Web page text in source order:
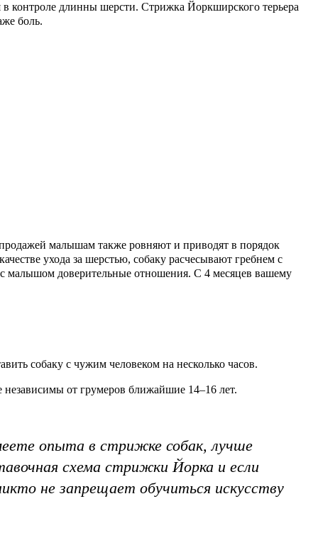
контроле длинны шерсти. Стрижка Йоркширского терьера
боль.
малышам также ровняют и приводят в порядок
ухода за шерстью, собаку расчесывают гребнем с
малышом доверительные отношения. С 4 месяцев вашему
собаку с чужим человеком на несколько часов.
от грумеров ближайшие 14–16 лет.
опыта в стрижке собак, лучше
схема стрижки Йорка и если
не запрещает обучиться искусству